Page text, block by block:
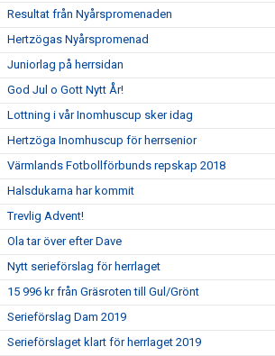
Resultat från Nyårspromenaden
Hertzögas Nyårspromenad
Juniorlag på herrsidan
God Jul o Gott Nytt År!
Lottning i vår Inomhuscup sker idag
Hertzöga Inomhuscup för herrsenior
Värmlands Fotbollförbunds repskap 2018
Halsdukarna har kommit
Trevlig Advent!
Ola tar över efter Dave
Nytt serieförslag för herrlaget
15 996 kr från Gräsroten till Gul/Grönt
Serieförslag Dam 2019
Serieförslaget klart för herrlaget 2019